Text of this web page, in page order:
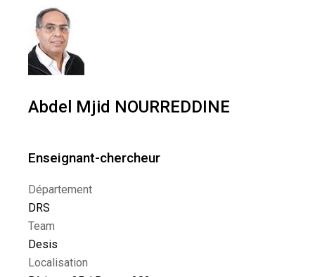
Abdel Mjid NOURREDDINE
Enseignant-chercheur
Département
DRS
Team
Desis
Localisation